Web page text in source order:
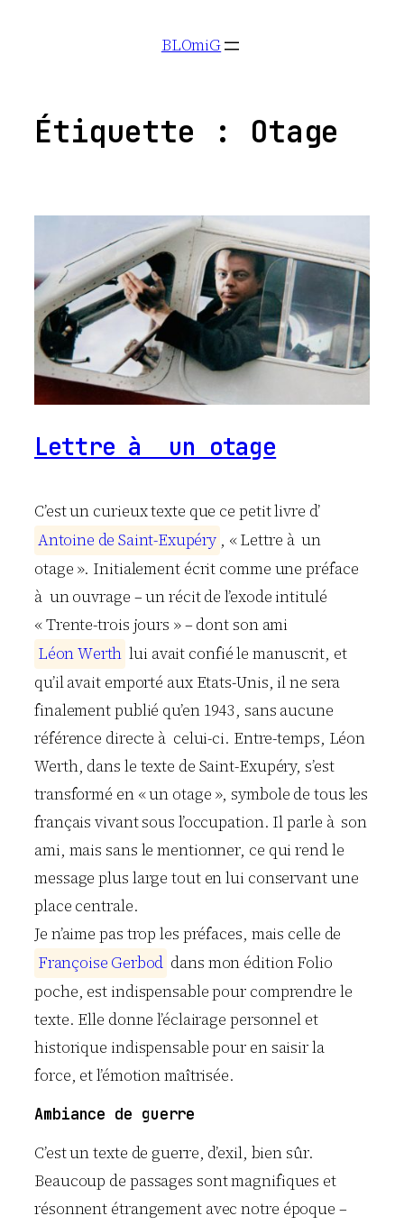
BLOmiG
Étiquette : Otage
Lettre à un otage
C’est un curieux texte que ce petit livre d’
Antoine de Saint-Exupéry , « Lettre à un
otage ». Initialement écrit comme une préface
à un ouvrage – un récit de l’exode intitulé
« Trente-trois jours » – dont son ami
LéonWerth lui avait confié le manuscrit, et
qu’il avait emporté aux Etats-Unis, il ne sera
finalement publié qu’en 1943, sans aucune
référence directe à celui-ci. Entre-temps, Léon
Werth, dans le texte de Saint-Exupéry, s’est
transformé en « un otage », symbole de tous les
français vivant sous l’occupation. Il parle à son
ami, mais sans le mentionner, ce qui rend le
message plus large tout en lui conservant une
place centrale.
Je n’aime pas trop les préfaces, mais celle de
Françoise Gerbod dans mon édition Folio
poche, est indispensable pour comprendre le
texte. Elle donne l’éclairage personnel et
historique indispensable pour en saisir la
force, et l’émotion maîtrisée.
Ambiance de guerre
C’est un texte de guerre, d’exil, bien sûr.
Beaucoup de passages sont magnifiques et
résonnent étrangement avec notre époque –